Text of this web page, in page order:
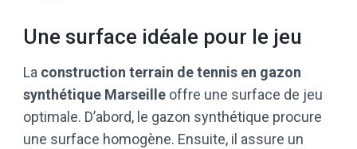
Une surface idéale pour le jeu
La construction terrain de tennis en gazon
synthétique Marseille offre une surface de jeu
optimale. D’abord, le gazon synthétique procure
une surface homogène. Ensuite, il assure un